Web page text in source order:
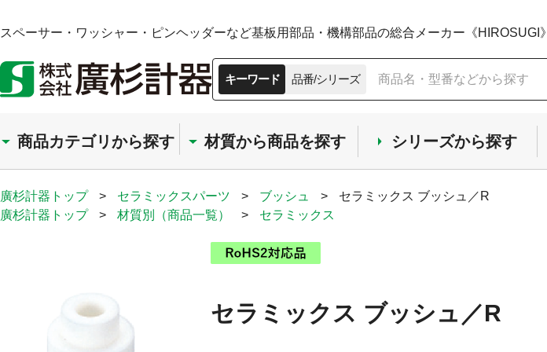
スペーサー・ワッシャー・ピンヘッダーなど基板用部品・機構部品の総合メーカー《HIROSUGI》
キーワード 品番/シリーズ
商品カテゴリから探す 材質から商品を探す シリーズから探す
廣杉計器トップ > セラミックスパーツ > ブッシュ >
セラミックス ブッシュ／R
廣杉計器トップ
> 材質別（商品一覧） > セラミックス
セラミックス ブッシュ／R